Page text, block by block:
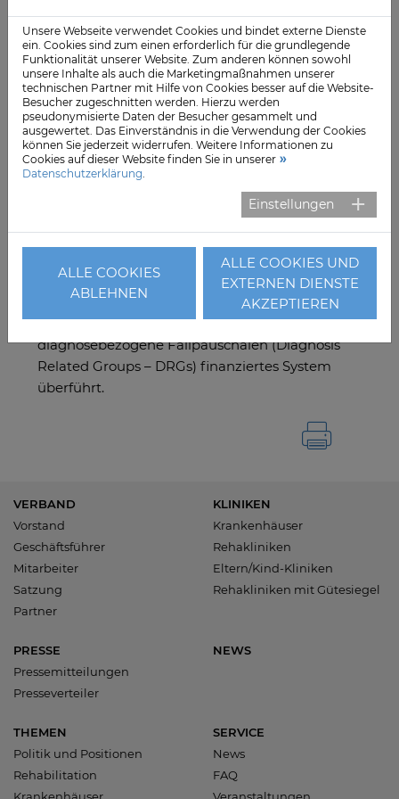
(Krankenhausbau, Erstausstattung der
Krankenhäuser, Neubeschaffung von Anlagegütern
usw.). Die Finanzierung durch den Staat ist
Ausdruck der verbreiteten Auffassung, dass die
Gewährleistung ausreichender
Versorgungskapazitäten eine öffentliche Aufgabe
darstellt.
DieKrankenkassen
eines Krankenhauses, also
diejenigen Kosten, die unmittelbar im
Zusammenhang mit der Krankenbehandlung
entstehen. Die Finanzierung der laufenden Kosten
erfolgte bis Mitte der 1990er-Jahre über
tagesgleiche Pflegesätze. Ab dem Jahr 2004 wurde
dieses System schrittweise in ein ausschließlich über
diagnosebezogene Fallpauschalen (Diagnosis
Related Groups – DRGs) finanziertes System
überführt.
VERBAND
Vorstand
Geschäftsführer
Mitarbeiter
Satzung
Partner
KLINIKEN
Krankenhäuser
Rehakliniken
Eltern/Kind-Kliniken
Rehakliniken mit Gütesiegel
PRESSE
Pressemitteilungen
Presseverteiler
NEWS
THEMEN
Politik und Positionen
Rehabilitation
Krankenhäuser
SERVICE
News
FAQ
Veranstaltungen
Unsere Webseite verwendet Cookies und bindet externe Dienste
ein. Cookies sind zum einen erforderlich für die grundlegende
Funktionalität unserer Website. Zum anderen können sowohl
unsere Inhalte als auch die Marketingmaßnahmen unserer
technischen Partner mit Hilfe von Cookies besser auf die Website-
Besucher zugeschnitten werden. Hierzu werden
pseudonymisierte Daten der Besucher gesammelt und
ausgewertet. Das Einverständnis in die Verwendung der Cookies
können Sie jederzeit widerrufen. Weitere Informationen zu
Cookies auf dieser Website finden Sie in unserer
Datenschutzerklärung
Einstellungen
ALLE COOKIES
ABLEHNEN
ALLE COOKIES UND
EXTERNEN DIENSTE
AKZEPTIEREN